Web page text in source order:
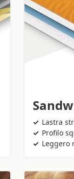
Lastra
Profilo
Leggero